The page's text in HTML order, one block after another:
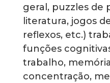
geral, puzzles de
literatura, jogos
reflexos, etc.)
funções
trabalho,
concentração,